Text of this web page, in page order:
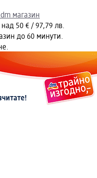
магазин
50 € / 97,79 лв.
до 60 минути.